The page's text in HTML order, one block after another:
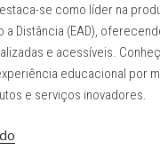
se como líder na
a Distância (EAD),
e acessíveis.
educacional por
e serviços inovadores.